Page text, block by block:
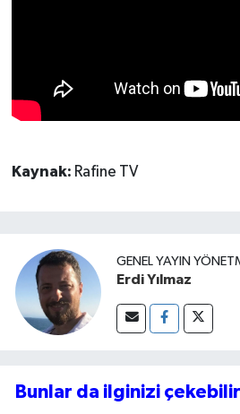
Kaynak: Rafine TV
GENEL YAYIN
Erdi Yılmaz
Bunlar da ilginizi çekebilir